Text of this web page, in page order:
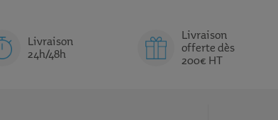
Livraison
24h/48h
Livraison
offerte dès
200€ HT